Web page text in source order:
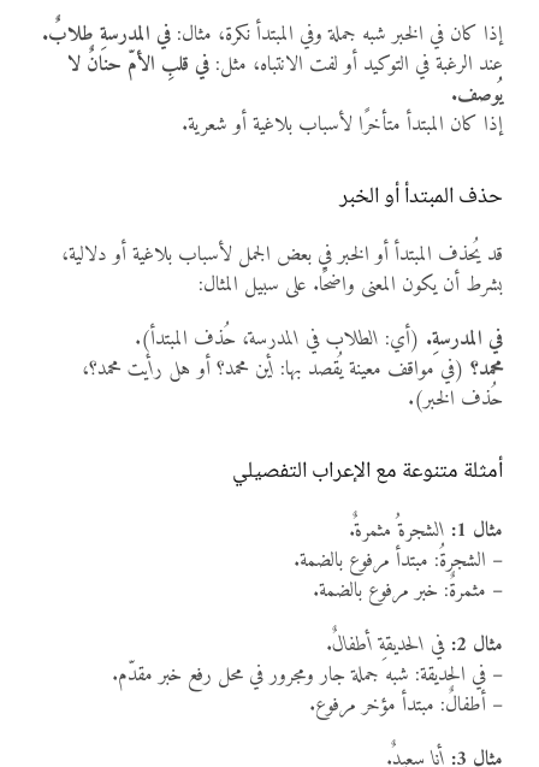
إذا كان في الخبر شبه جملة وفي المبتدأ نكرة، مثال: في المدرسةِ طلابٌ.
عند الرغبة في التوكيد أو لفت الانتباه، مثل: في قلبِ الأمّ حنانٌ لا
يُوصف.
إذا كان المبتدأ متأخرًا لأسباب بلاغية أو شعرية.
حذف المبتدأ أو الخبر
قد يُحذف المبتدأ أو الخبر في بعض الجمل لأسباب بلاغية أو دلالية،
بشرط أن يكون المعنى واضحًا. على سبيل المثال:
في المدرسةِ. (أي: الطلاب في المدرسة، حُذف المبتدأ).
محمد؟(في مواقف معينة يُقصد بها: أين محمد؟أو هل رأيت محمد؟،
حُذف الخبر).
أمثلة متنوعة مع الإعراب التفصيلي
مثال 1:
الشجرةُ مثمرةٌ.
– الشجرةُ: مبتدأ مرفوع بالضمة.
– مثمرةٌ: خبر مرفوع بالضمة.
مثال 2:
في الحديقةِ أطفالٌ.
– في الحديقة: شبه جملة جار ومجرور في محل رفع خبر مقدّم.
– أطفالٌ: مبتدأ مؤخر مرفوع.
مثال 3:
أنا سعيدٌ.